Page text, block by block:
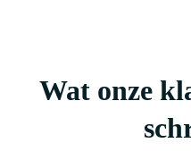
Wat onze